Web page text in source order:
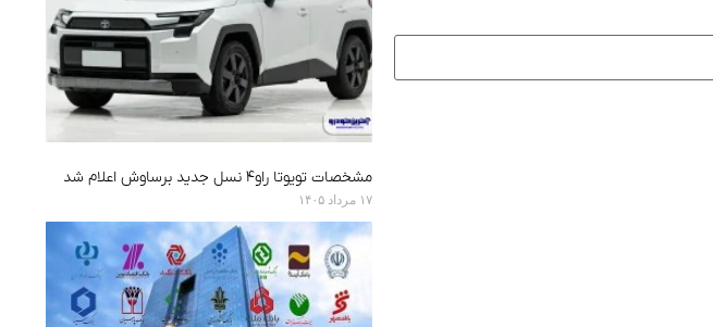
مشخصات تویوتا راو۴ نسل جدید برساوش اعلام شد
۱۷ مرداد ۱۴۰۵